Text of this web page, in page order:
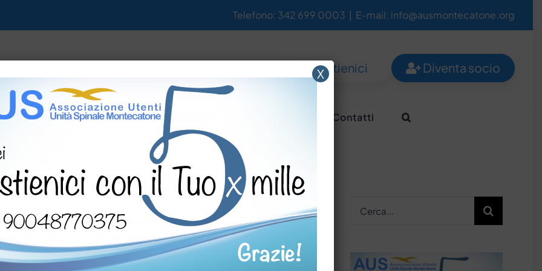
Telefono: 342 699 0003 | E-mail: info@ausmontecatone.org
Sostienici Diventa socio
Notizie Gallerie Contatti
sua Valle
per:
X